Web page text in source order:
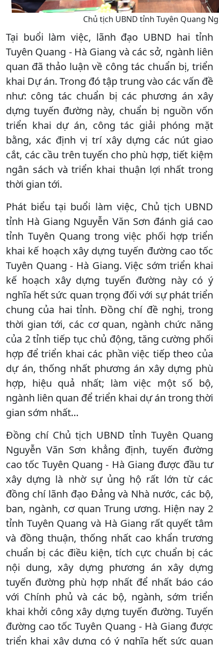
Chủ tịch UBND tỉnh Tuyên Quang
Tại buổi làm việc, lãnh đạo UBND hai tỉnh
Tuyên Quang - Hà Giang và các sở, ngành liên
quan đã thảo luận về công tác chuẩn bị, triển
khai Dự án. Trong đó tập trung vào các vấn đề
như: công tác chuẩn bị các phương án xây
dựng tuyến đường này, chuẩn bị nguồn vốn
triển khai dự án, công tác giải phóng mặt
bằng, xác định vị trí xây dựng các nút giao
cắt, các cầu trên tuyến cho phù hợp, tiết kiệm
ngân sách và triển khai thuận lợi nhất trong
thời gian tới.
Phát biểu tại buổi làm việc, Chủ tịch UBND
tỉnh Hà Giang Nguyễn Văn Sơn đánh giá cao
tỉnh Tuyên Quang trong việc phối hợp triển
khai kế hoạch xây dựng tuyến đường cao tốc
Tuyên Quang - Hà Giang. Việc sớm triển khai
kế hoạch xây dựng tuyến đường này có ý
nghĩa hết sức quan trọng đối với sự phát triển
chung của hai tỉnh. Đồng chí đề nghị, trong
thời gian tới, các cơ quan, ngành chức năng
của 2 tỉnh tiếp tục chủ động, tăng cường phối
hợp để triển khai các phần việc tiếp theo của
dự án, thống nhất phương án xây dựng phù
hợp, hiệu quả nhất; làm việc một số bộ,
ngành liên quan để triển khai dự án trong thời
gian sớm nhất…
Đồng chí Chủ tịch UBND tỉnh Tuyên Quang
Nguyễn Văn Sơn khẳng định, tuyến đường
cao tốc Tuyên Quang - Hà Giang được đầu tư
xây dựng là nhờ sự ủng hộ rất lớn từ các
đồng chí lãnh đạo Đảng và Nhà nước, các bộ,
ban, ngành, cơ quan Trung ương. Hiện nay 2
tỉnh Tuyên Quang và Hà Giang rất quyết tâm
và đồng thuận, thống nhất cao khẩn trương
chuẩn bị các điều kiện, tích cực chuẩn bị các
nội dung, xây dựng phương án xây dựng
tuyến đường phù hợp nhất để nhất báo cáo
với Chính phủ và các bộ, ngành, sớm triển
khai khởi công xây dựng tuyến đường. Tuyến
đường cao tốc Tuyên Quang - Hà Giang được
triển khai xây dựng có ý nghĩa hết sức quan